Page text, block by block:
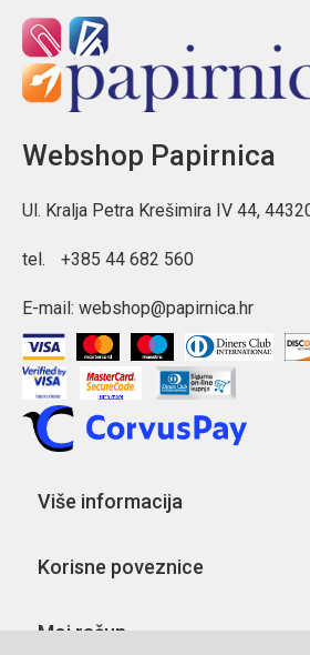
Webshop Papirnica
Ul. Kralja Petra Krešimira IV 44,
tel. +385 44 682 560
E-mail: webshop@papirnica.hr
Više informacija
Korisne poveznice
Moj račun